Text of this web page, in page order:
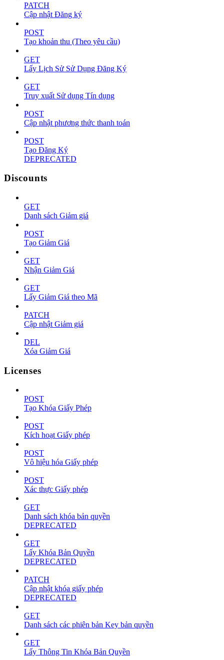
PATCH
Cập nhật Đăng ký
POST
Tạo khoản thu (Theo yêu cầu)
GET
Lấy Lịch Sử Sử Dụng Đăng Ký
GET
Truy xuất Sử dụng Tín dụng
POST
Cập nhật phương thức thanh toán
POST
Tạo Đăng Ký
DEPRECATED
Discounts
GET
Danh sách Giảm giá
POST
Tạo Giảm Giá
GET
Nhận Giảm Giá
GET
Lấy Giảm Giá theo Mã
PATCH
Cập nhật Giảm giá
DEL
Xóa Giảm Giá
Licenses
POST
Tạo Khóa Giấy Phép
POST
Kích hoạt Giấy phép
POST
Vô hiệu hóa Giấy phép
POST
Xác thực Giấy phép
GET
Danh sách khóa bản quyền
DEPRECATED
GET
Lấy Khóa Bản Quyền
DEPRECATED
PATCH
Cập nhật khóa giấy phép
DEPRECATED
GET
Danh sách các phiên bản Key bản quyền
GET
Lấy Thông Tin Khóa Bản Quyền